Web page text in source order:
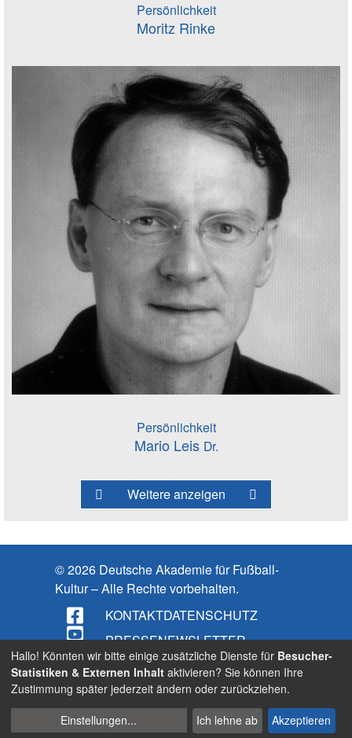
Persönlichkeit
Moritz Rinke
Persönlichkeit
Mario Leis Dr.
Weitere anzeigen
© 2026 Deutsche Akademie für Fußball-
Kultur – Alle Rechte vorbehalten.
KONTAKTDATENSCHUTZ
PRESSENEWSLETTER
IMPRESSUM
BARRIEREFREIHEIT
Suche
Cookies
Hallo! Könnten wir bitte einige zusätzliche Dienste für Besucher-
Statistiken & Externen Inhalt aktivieren? Sie können Ihre
Zustimmung später jederzeit ändern oder zurückziehen.
Einstellungen... Ich lehne ab Akzeptieren